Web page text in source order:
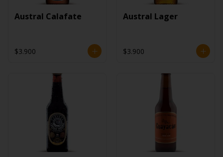
Austral Calafate
$3.900
Austral Lager
$3.900